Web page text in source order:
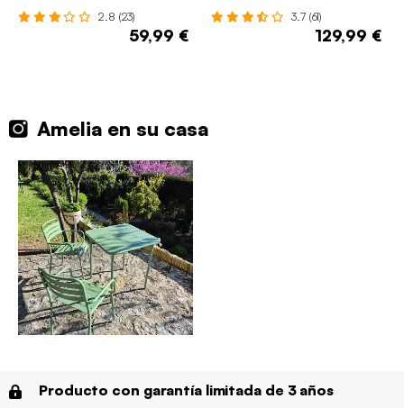
2.8 (23)
59,99 €
3.7 (61)
129,99 €
Amelia en su casa
Producto con garantía limitada de 3 años